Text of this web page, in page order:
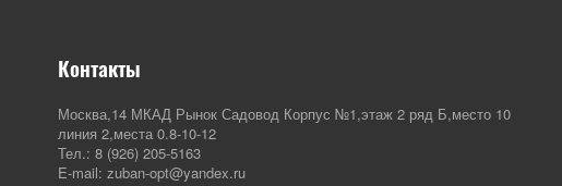
Контакты
Москва,14 МКАД Рынок Садовод Корпус №1,этаж 2 ряд Б,место 10
линия 2,места 0.8-10-12
Тел.: 8 (926) 205-5163
E-mail: zuban-opt@yandex.ru